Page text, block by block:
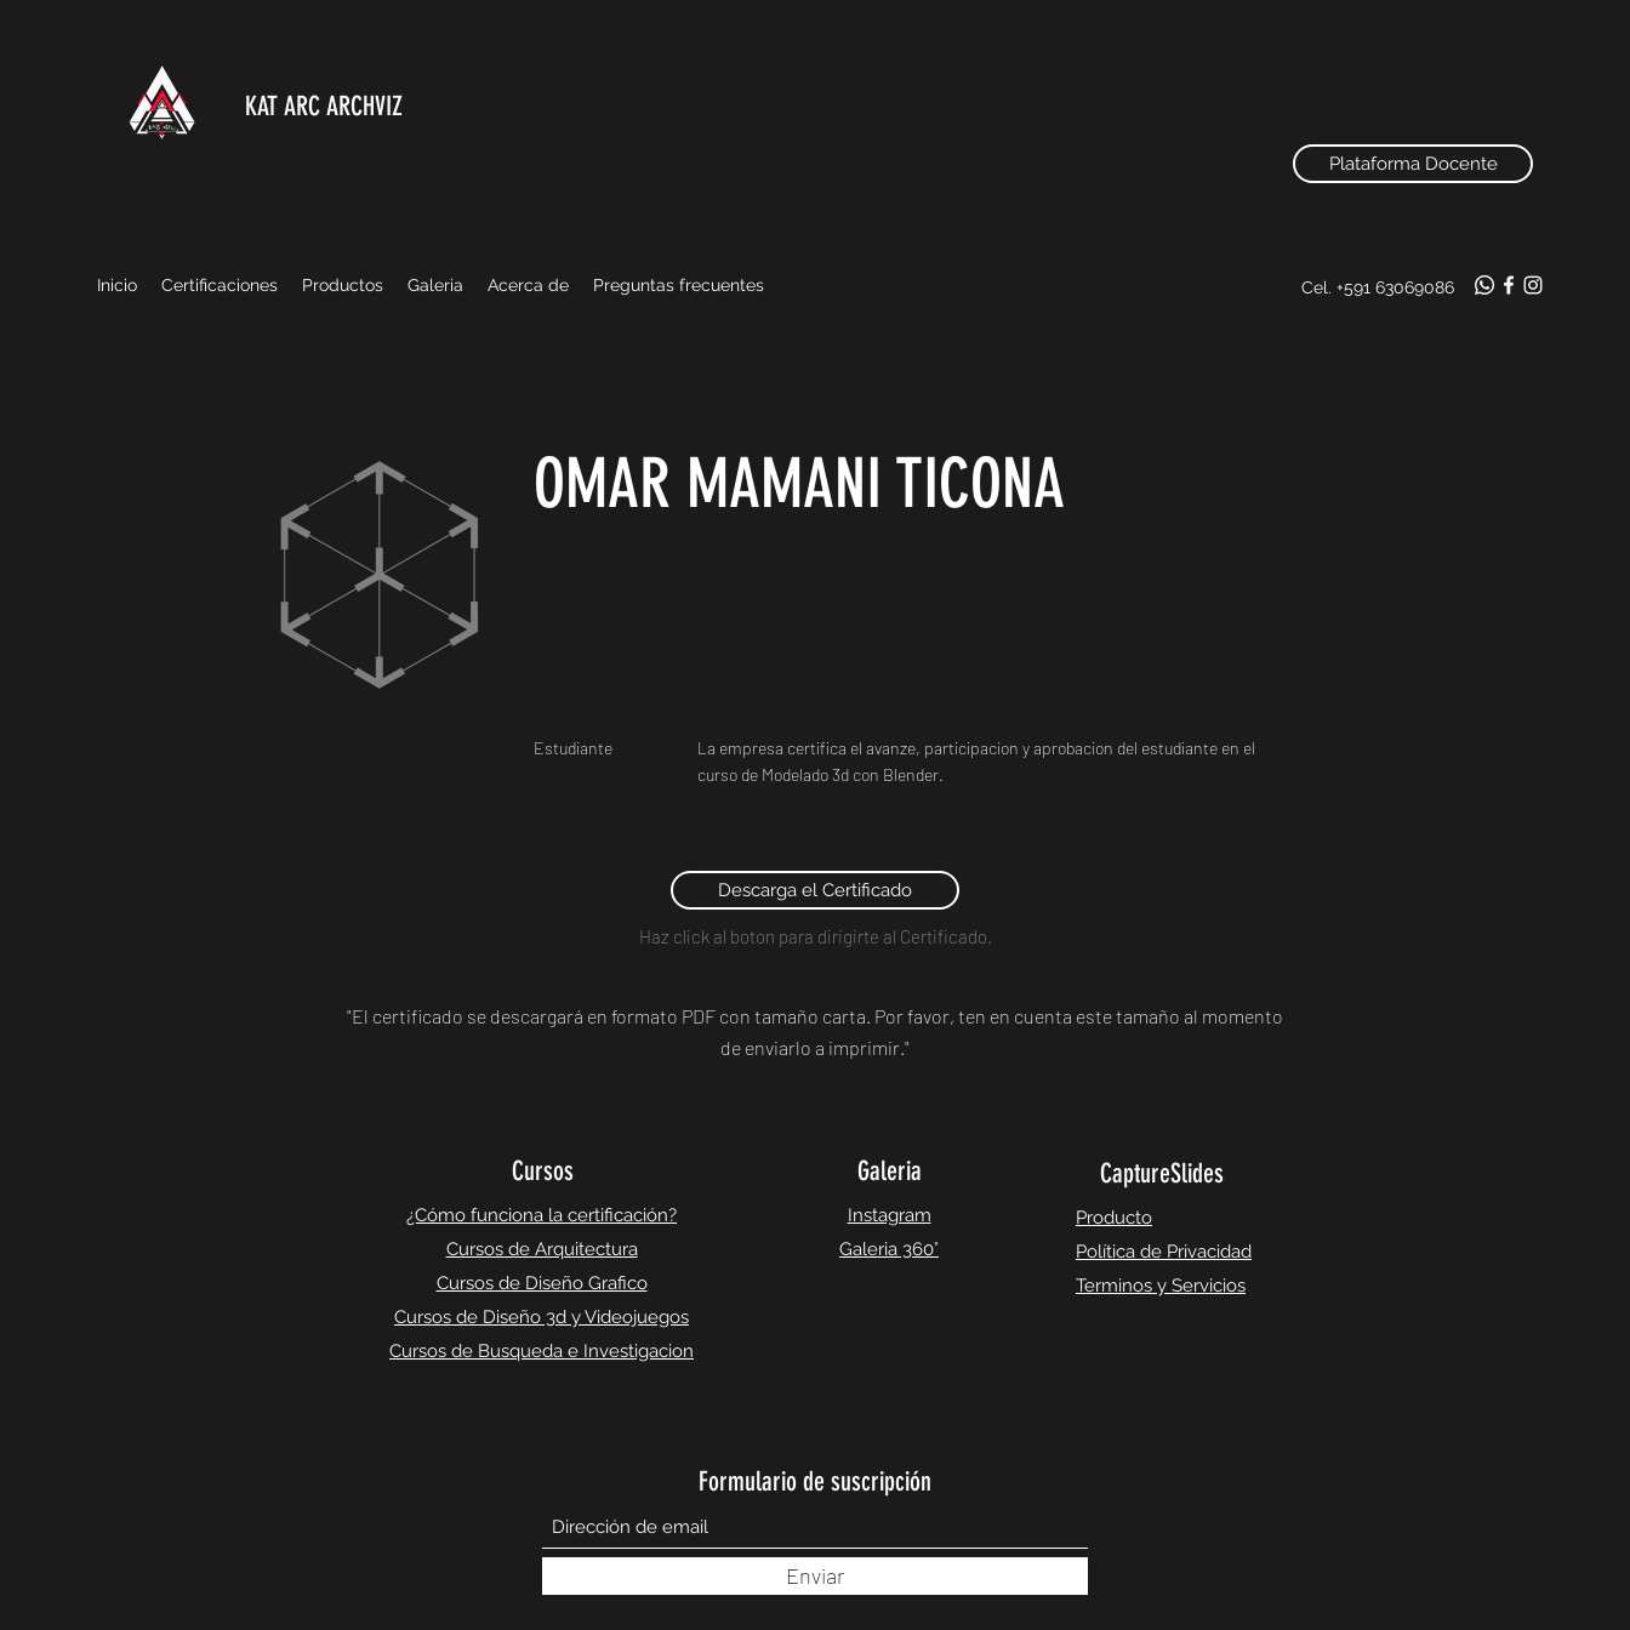
KAT ARC ARCHVIZ
Plataforma Docente
Inicio Certificaciones Productos Galeria Acerca de Preguntas frecuentes Cel. +591 63069086
OMAR MAMANI TICONA
Estudiante
La empresa certifica el avanze, participacion y aprobacion del estudiante en el
curso de Modelado 3d con Blender.
Descarga el Certificado
Haz click al boton para dirigirte al Certificado.
"El certificado se descargará en formato PDF con tamaño carta. Por favor, ten en cuenta este tamaño al momento
de enviarlo a imprimir."
Cursos
¿Cómo funciona la certificación?
Cursos de Arquitectura
Cursos de Diseño Grafico
Cursos de Diseño 3d y Videojuegos
Cursos de Busqueda e Investigacion
Galeria
Instagram
Galeria 360°
CaptureSlides
Producto
Política de Privacidad
Terminos y Servicios
Formulario de suscripción
Enviar